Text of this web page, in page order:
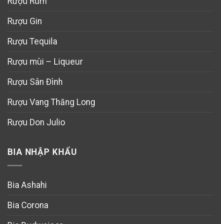
Rượu Gin
Rượu Tequila
Rượu mùi – Liqueur
Rượu Sân Đình
Rượu Vang Thăng Long
Rượu Don Julio
BIA NHẬP KHẨU
Bia Ashahi
Bia Corona